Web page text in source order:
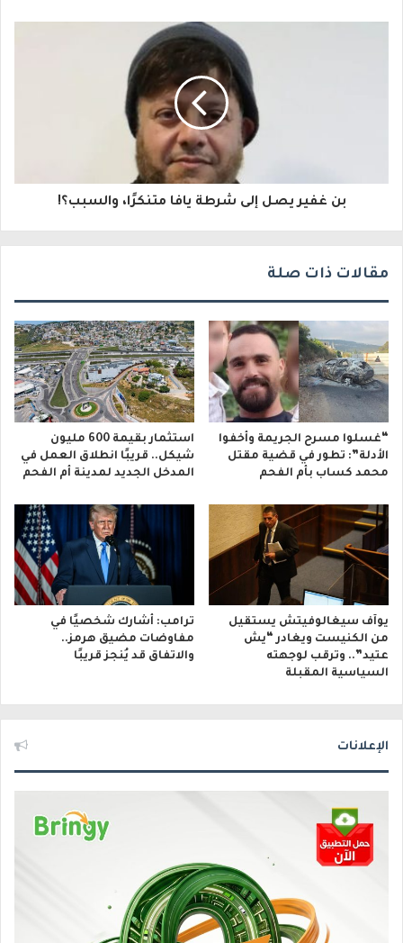
ن
بن غفير يصل إلى شرطة يافا متنكرًا، والسبب؟!
مقالات ذات صلة
“غسلوا مسرح الجريمة وأخفوا
الأدلة”: تطور في قضية مقتل
محمد كساب بأم الفحم
استثمار بقيمة 600 مليون
شيكل.. قريبًا انطلاق العمل في
المدخل الجديد لمدينة أم الفحم
يوآف سيغالوفيتش يستقيل
من الكنيست ويغادر “يش
عتيد”.. وترقب لوجهته
السياسية المقبلة
ترامب: أشارك شخصيًا في
مفاوضات مضيق هرمز..
والاتفاق قد يُنجز قريبًا
الإعلانات